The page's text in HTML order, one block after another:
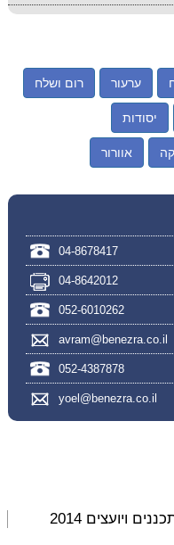
ערעור רום ושלח
יסודות
אוורור
04-8678417
04-8642012
052-6010262
avram@benezra.co.il
052-4387878
yoel@benezra.co.il
ויועצים 2014